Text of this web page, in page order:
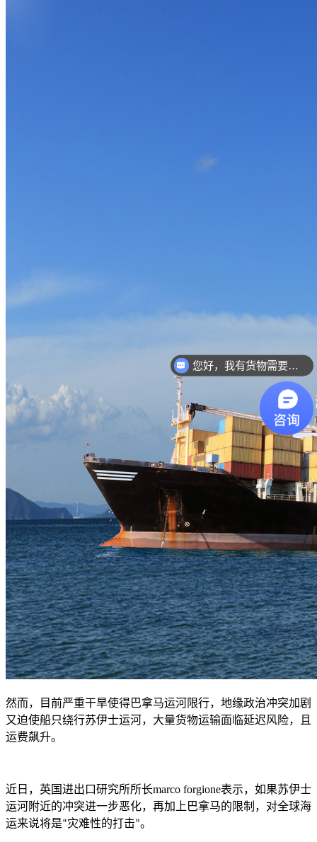
然而，目前严重干旱使得巴拿马运河限行，地缘政治冲突加剧
又迫使船只绕行苏伊士运河，大量货物运输面临延迟风险，且
运费飙升。
近日，英国进出口研究所所长marco forgione表示，如果苏伊士
运河附近的冲突进一步恶化，再加上巴拿马的限制，对全球海
运来说将是“灾难性的打击”。
您好，我有货物需要你们的产品。